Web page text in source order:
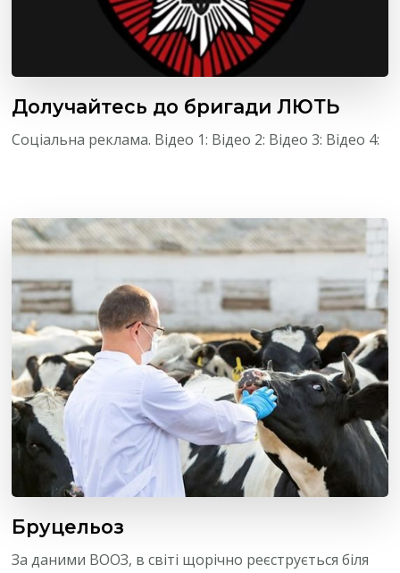
Долучайтесь до бригади ЛЮТЬ
Соціальна реклама. Відео 1: Відео 2: Відео 3: Відео 4:
Бруцельоз
За даними ВООЗ, в світі щорічно реєструється біля